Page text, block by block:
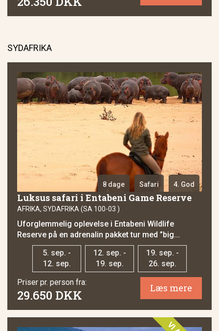
SYDAFRIKA
8 dage Safari 4. God
Luksus safari i Entabeni Game Reserve
AFRIKA, SYDAFRIKA (SA 100-03 )
Uforglemmelig oplevelse i Entabeni Wildlife
Reserve på en adrenalin pakket tur med ”big...
5. sep. -
12. sep.
12. sep. -
19. sep.
19. sep. -
26. sep.
Priser pr. person fra:
29.650 DKK Læs mere